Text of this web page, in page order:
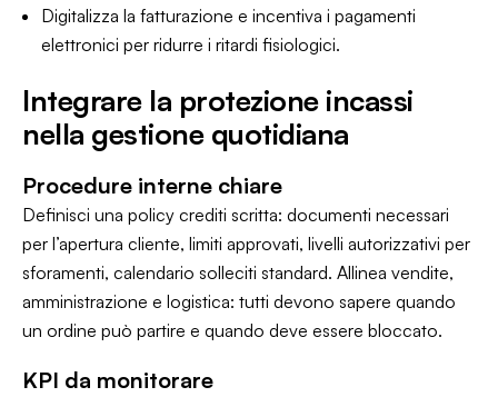
Digitalizza la fatturazione e incentiva i pagamenti
elettronici per ridurre i ritardi fisiologici.
Integrare la protezione incassi
nella gestione quotidiana
Procedure interne chiare
Definisci una policy crediti scritta: documenti necessari
per l’apertura cliente, limiti approvati, livelli autorizzativi per
sforamenti, calendario solleciti standard. Allinea vendite,
amministrazione e logistica: tutti devono sapere quando
un ordine può partire e quando deve essere bloccato.
KPI da monitorare